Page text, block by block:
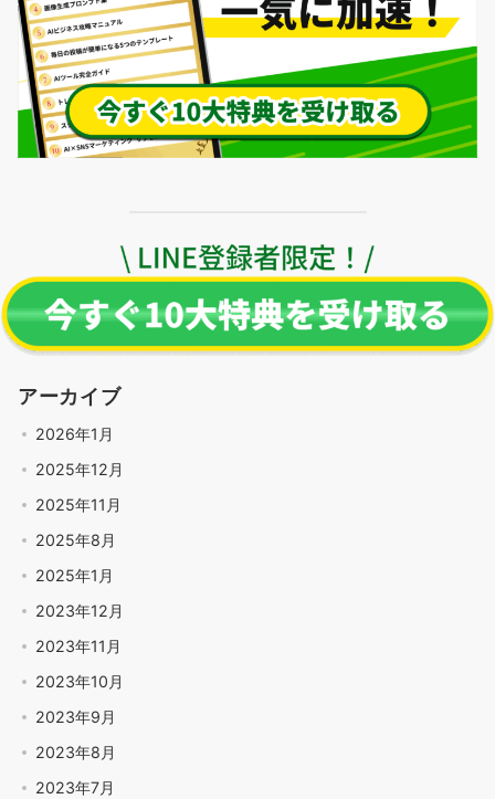
アーカイブ
2026年1月
2025年12月
2025年11月
2025年8月
2025年1月
2023年12月
2023年11月
2023年10月
2023年9月
2023年8月
2023年7月